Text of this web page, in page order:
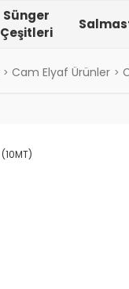
Sünger
Çeşitleri
Cam Elyaf Ürünler